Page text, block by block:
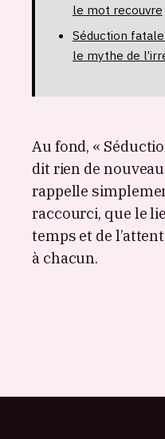
le mot recouvre
Séduction
le mythe de
Au fond, «
dit rien de
rappelle
raccourci, que le
temps et de
à chacun.